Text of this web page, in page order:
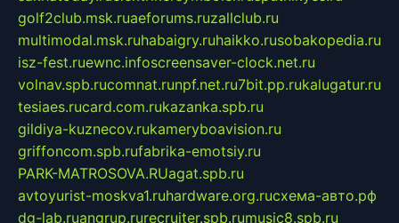
golf2club.msk.ruaeforums.ruzallclub.ru
multimodal.msk.ruhabaigry.ruhaikko.rusobakopedia.ru
isz-fest.ruewnc.infoscreensaver-clock.net.ru
volnav.spb.rucomnat.runpf.net.ru7bit.pp.rukalugatur.ru
tesiaes.rucard.com.rukazanka.spb.ru
gildiya-kuznecov.rukameryboavision.ru
griffoncom.spb.rufabrika-emotsiy.ru
PARK-MATROSOVA.RUagat.spb.ru
avtoyurist-moskva1.ruhardware.org.ruсхема-авто.рф
dg-lab.ruangrup.rurecruiter.spb.rumusic8.spb.ru